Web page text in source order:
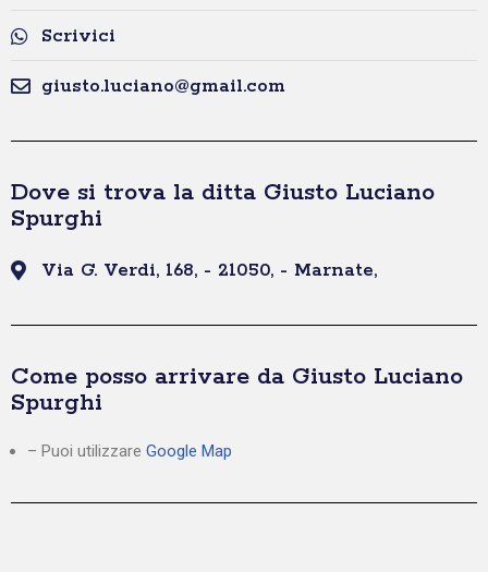
Scrivici
giusto.luciano@gmail.com
Dove si trova la ditta Giusto Luciano
Spurghi
Via G. Verdi, 168, - 21050, - Marnate,
Come posso arrivare da Giusto Luciano
Spurghi
– Puoi utilizzare Google Map